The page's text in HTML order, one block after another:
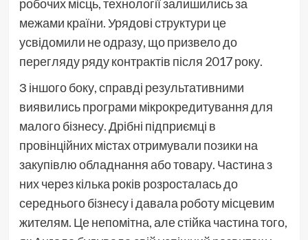
робочих місць, технології залишились за
межами країни. Урядові структури це
усвідомили не одразу, що призвело до
перегляду ряду контрактів після 2017 року.
З іншого боку, справді результативними
виявились програми мікрокредитування для
малого бізнесу. Дрібні підприємці в
провінційних містах отримували позики на
закупівлю обладнання або товару. Частина з
них через кілька років розросталась до
середнього бізнесу і давала роботу місцевим
жителям. Це непомітна, але стійка частина того,